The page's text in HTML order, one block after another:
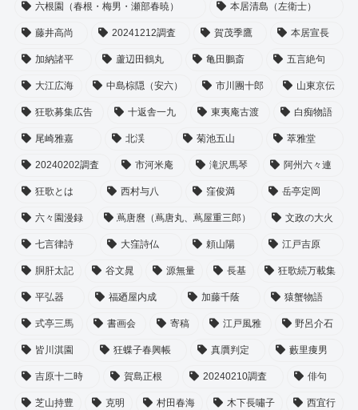
六根園（春根・梅男・瀬部春暁） 本居清島（左衛士）
藤井高尚 20241212調査 賀茂季鷹 本居宣長
加納諸平 蘆辺田鶴丸 亀田鵬斎 五言絶句
大江広海 中島棕隠（安六） 市川團十郎 山東京伝
狂歌募集広告 十返舎一九 東夷庵古渡 白痴物語
尾崎雅嘉 北渓 菊池五山 萃雅堂
20240202調査 市河米庵 滝沢馬琴 阿州六々連
狂歌とは 西村与八 窪俊満 岳亭定岡
六々園漫録 蔦唐麿（蔦唐丸、蔦屋重三郎） 文政の大火
七言律詩 大窪詩仏 頼山陽 江戸吉原
胴肝太記 谷文晁 源無量 長基 狂歌続万載集
平弘器 福廼屋内成 加藤千蔭 猿蟹物語
式亭三馬 書画会 寄稿 江戸風雅 野呂介石
皆川淇園 狂蝶子春興帳 真贋判定 藪里痩男
吉原十二時 賀島正根 20240210調査 俳句
芝山持豊 克明 村田春海 木下長嘯子 西宜行